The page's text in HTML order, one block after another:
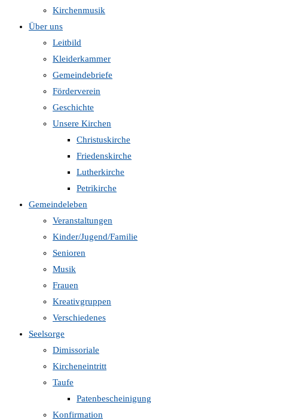
Kirchenmusik
Über uns
Leitbild
Kleiderkammer
Gemeindebriefe
Förderverein
Geschichte
Unsere Kirchen
Christuskirche
Friedenskirche
Lutherkirche
Petrikirche
Gemeindeleben
Veranstaltungen
Kinder/Jugend/Familie
Senioren
Musik
Frauen
Kreativgruppen
Verschiedenes
Seelsorge
Dimissoriale
Kircheneintritt
Taufe
Patenbescheinigung
Konfirmation